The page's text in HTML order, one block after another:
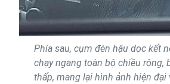
Phía sau, cụm đèn hậu dọc kết
chạy ngang toàn bộ chiều rộng,
thấp, mang lại hình ảnh hiện đại